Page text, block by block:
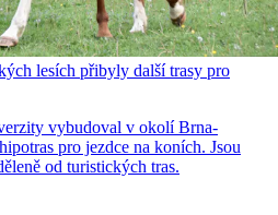
lesích přibyly další trasy pro
vybudoval v okolí Brna-
pro jezdce na koních. Jsou
od turistických tras.